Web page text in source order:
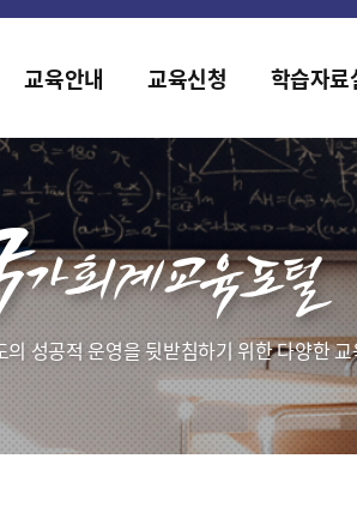
새롭게 개편되었습니다.
교육안내 교육신청 학습자료
의 성공적 운영을 뒷받침하기 위한 다양한